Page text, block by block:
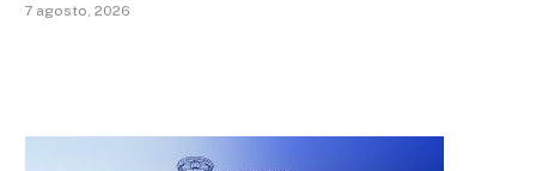
7 agosto, 2026